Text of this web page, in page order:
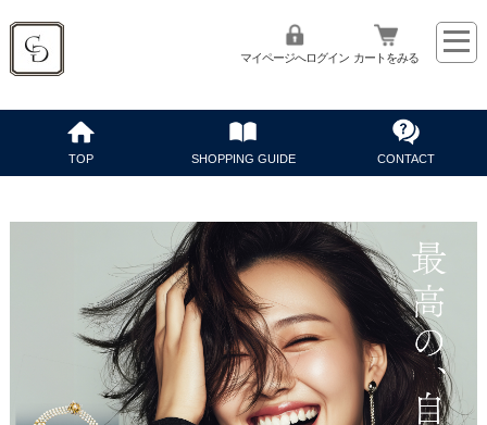
マイページへログイン カートをみる
TOP SHOPPING GUIDE CONTACT